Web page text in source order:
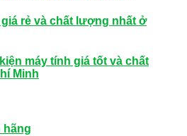
rẻ và chất lượng nhất ở
máy tính giá tốt và chất
Minh
hãng